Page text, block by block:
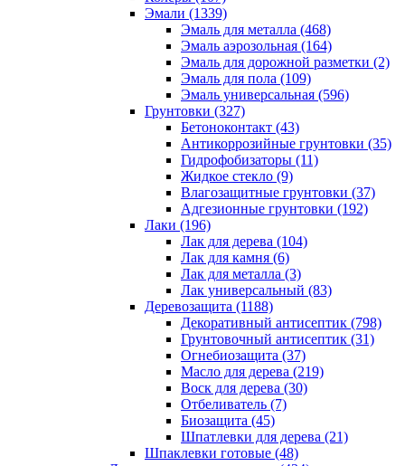
Эмали (1339)
Эмаль для металла (468)
Эмаль аэрозольная (164)
Эмаль для дорожной разметки (2)
Эмаль для пола (109)
Эмаль универсальная (596)
Грунтовки (327)
Бетоноконтакт (43)
Антикоррозийные грунтовки (35)
Гидрофобизаторы (11)
Жидкое стекло (9)
Влагозащитные грунтовки (37)
Адгезионные грунтовки (192)
Лаки (196)
Лак для дерева (104)
Лак для камня (6)
Лак для металла (3)
Лак универсальный (83)
Деревозащита (1188)
Декоративный антисептик (798)
Грунтовочный антисептик (31)
Огнебиозащита (37)
Масло для дерева (219)
Воск для дерева (30)
Отбеливатель (7)
Биозащита (45)
Шпатлевки для дерева (21)
Шпаклевки готовые (48)